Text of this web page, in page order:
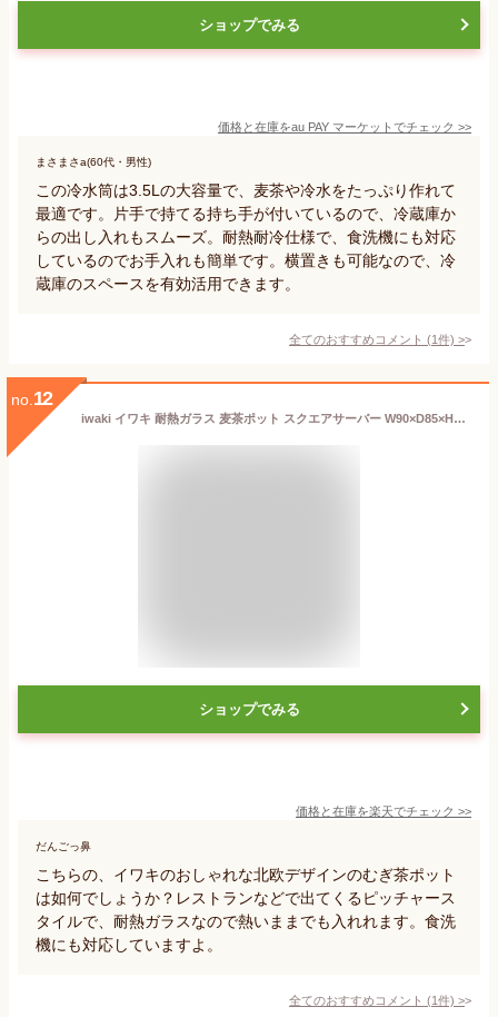
ショップでみる
価格と在庫をau PAY マーケット でチェック >>
まさまさa(60代・男性)
この冷水筒は3.5Lの大容量で、麦茶や冷水をたっぷり作れて
最適です。片手で持てる持ち手が付いているので、冷蔵庫か
らの出し入れもスムーズ。耐熱耐冷仕様で、食洗機にも対応
しているのでお手入れも簡単です。横置きも可能なので、冷
蔵庫のスペースを有効活用できます。
全てのおすすめコメント (1件) >
no. 12
iwaki イワキ 耐熱ガラス 麦茶ポット スクエアサーバー W90×D85×H250mm(1000ml) おしゃれ 可愛い 北欧風 韓国 カフェ バー レストラン ホテル ラウンジ クラブ 飲食店 業務用 備品 食器 KT296K-SV 【食器洗浄機対応】【熱湯対応】
ショップでみる
価格と在庫を楽天でチェック >>
だんごっ鼻
こちらの、イワキのおしゃれな北欧デザインのむぎ茶ポット
は如何でしょうか？レストランなどで出てくるピッチャース
タイルで、耐熱ガラスなので熱いままでも入れれます。食洗
機にも対応していますよ。
全てのおすすめコメント (1件) >